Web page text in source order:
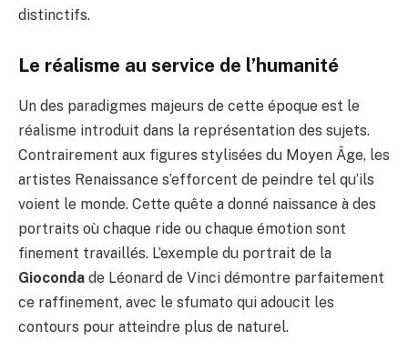
distinctifs.
Le réalisme au service de l’humanité
Un des paradigmes majeurs de cette époque est le
réalisme introduit dans la représentation des sujets.
Contrairement aux figures stylisées du Moyen Âge, les
artistes Renaissance s’efforcent de peindre tel qu’ils
voient le monde. Cette quête a donné naissance à des
portraits où chaque ride ou chaque émotion sont
finement travaillés. L’exemple du portrait de la
Gioconda de Léonard de Vinci démontre parfaitement
ce raffinement, avec le sfumato qui adoucit les
contours pour atteindre plus de naturel.